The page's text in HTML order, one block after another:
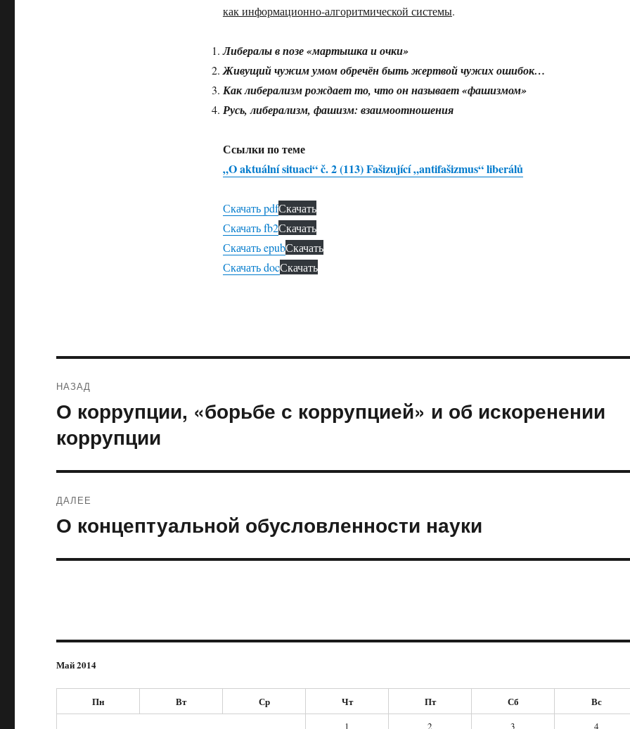
как информационно-алгоритмической системы.
Либералы в позе «мартышка и очки»
Живущий чужим умом обречён быть жертвой чужих ошибок…
Как либерализм рождает то, что он называет «фашизмом»
Русь, либерализм, фашизм: взаимоотношения
Ссылки по теме
„O aktuální situaci“ č. 2 (113) Fašizující „antifašizmus“ liberálů
Скачать pdfСкачать
Скачать fb2Скачать
Скачать epubСкачать
Скачать docСкачать
по
записям
НАЗАД
Предыдущая
О коррупции, «борьбе с коррупцией» и об искоренении
коррупции
ДАЛЕЕ
Следующая
О концептуальной обусловленности науки
Май 2014
Пн Вт Ср Чт Пт Сб Вс
1 2 3 4